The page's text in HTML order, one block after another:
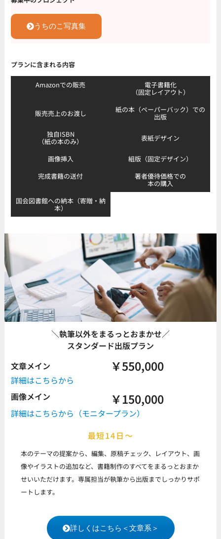
うちのこ写真集
プランに含まれる内容
Amazonでの販売 電子書籍化
（固定レイアウト）
販売売上のお渡し 紙の本（ペーパーバック）での
出版
独自ISBN
（紙の本のみ） 表紙デザイン
画像挿入
組版（固定デザイン）
完成書籍の送付
著者優待価格での
本の購入
国会図書館への納本（寄贈・納
本）
＼執筆以外をまるっとおまかせ／
スタンダード出版プラン
文章メイン
￥550,000
詳細はこちらから
画像メイン
￥150,000
詳細はこちらから（モニタープラン）
最短14日～
本のテーマの提案から、編集、原稿チェック、レイアウト、画
像やイラストの追加など、書籍制作のすべてをまるっとおまか
せいいただけます。専属担当が執筆から出版までしっかりサポ
ートします。
詳しくはこちら＜文章系＞